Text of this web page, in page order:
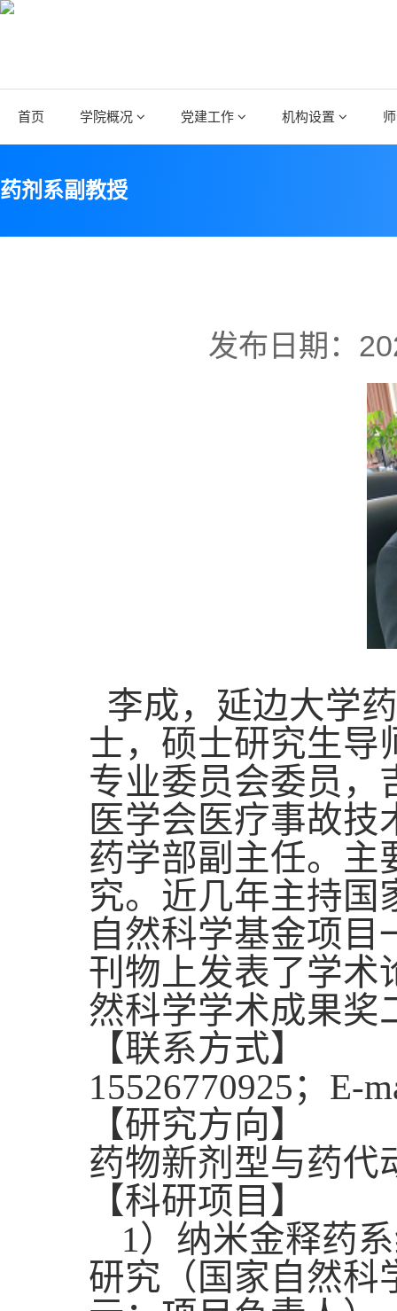
首页 学院概况 党建工作 机构设置
药剂系副教授
发布日期：
李成，延边大学
士，硕士研究生导
专业委员会委员，
医学会医疗事故
药学部副主任。主
究。近几年主持国
自然科学基金项
刊物上发表了学术
然科学学术成果奖
【联系方式】
15526770925； E-
【研究方向】
药物新剂型与药代
【科研项目】
1） 纳米金释药
研究 （国家自然